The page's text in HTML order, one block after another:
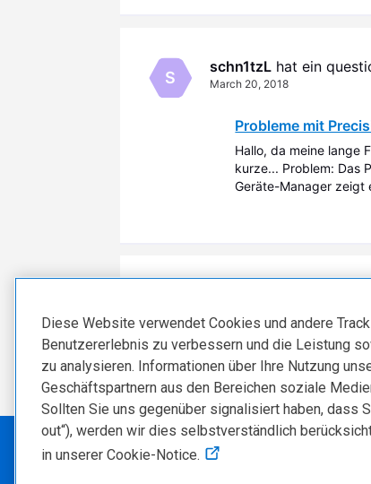
S
schn1tzL hat ein
March 20, 2018
Probleme mit
Hallo, da meine lange
kurze... Problem: Das
Geräte-Manager zeigt
Windows 10
March 20, 2018
Diese Website verwendet Cookies und andere
Benutzererlebnis zu verbessern und die Leistung
zu analysieren. Informationen über Ihre Nutzung
Geschäftspartnern aus den Bereichen soziale
Sollten Sie uns gegenüber signalisiert haben, dass
out“), werden wir dies selbstverständlich
in unserer Cookie-Notice.